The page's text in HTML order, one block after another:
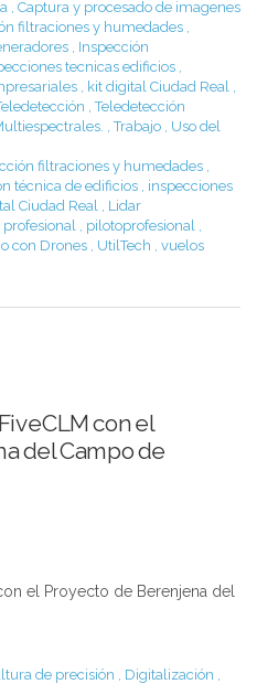
, Captura y procesado de imagenes
filtraciones y humedades ,
, Inspección
tecnicas edificios ,
, kit digital Ciudad Real ,
, Teledetección
, Trabajo , Uso del
filtraciones y humedades ,
técnica de edificios , inspecciones
Ciudad Real , Lidar
profesional , pilotoprofesional ,
con Drones , UtilTech , vuelos
con el
del Campo de
el Proyecto de Berenjena del
de precisión , Digitalización ,